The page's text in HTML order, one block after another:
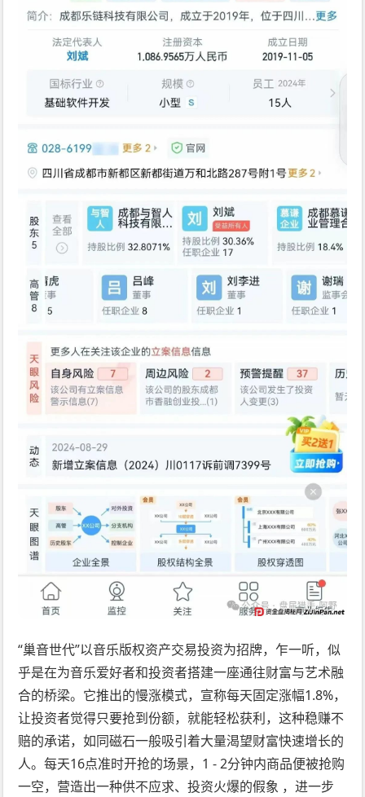
“巢音世代”以音乐版权资产交易投资为招牌，乍一听，似
乎是在为音乐爱好者和投资者搭建一座通往财富与艺术融
合的桥梁。它推出的慢涨模式，宣称每天固定涨幅1.8%，
让投资者觉得只要抢到份额，就能轻松获利，这种稳赚不
赔的承诺，如同磁石一般吸引着大量渴望财富快速增长的
人。每天16点准时开抢的场景，1 - 2分钟内商品便被抢购
一空，营造出一种供不应求、投资火爆的假象 ，进一步